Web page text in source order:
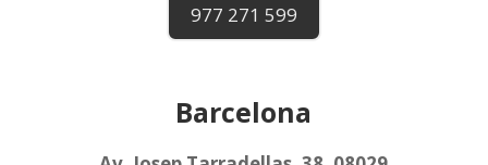
977 271 599
Barcelona